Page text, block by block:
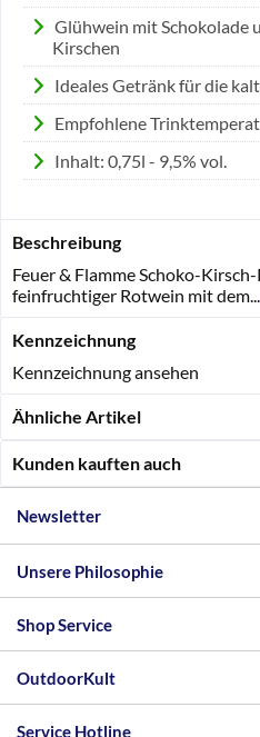
Glühwein mit Schokolade
Kirschen
Ideales Getränk für die
Empfohlene
Inhalt: 0,75l - 9,5% vol.
Beschreibung
Feuer & Flamme Schoko-
feinfruchtiger Rotwein mit dem...
Kennzeichnung
Kennzeichnung ansehen
Ähnliche Artikel
Kunden kauften auch
Newsletter
Unsere Philosophie
Shop Service
OutdoorKult
Service Hotline